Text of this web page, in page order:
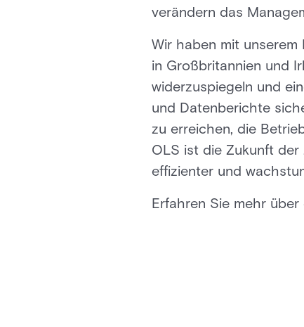
verändern das
Wir haben mit
in Großbritannien und
widerzuspiegeln und
und Datenberichte
zu erreichen, die
OLS ist die Zukunft
effizienter und
Erfahren Sie mehr